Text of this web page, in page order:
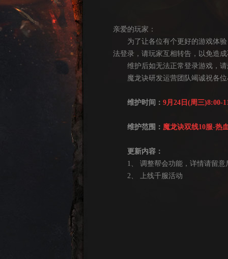
亲爱的玩家：
为了让各位有个更好的游戏体验
法登录，请玩家互相转告，以免造
维护后如无法正常登录游戏，请
魔龙诀研发运营团队竭诚祝各位
维护时间： 9月24日(周三)8:00-
维护范围： 魔龙诀双线10服-热
更新内容：
1、 调整帮会功能，详情请留意
2、 上线千服活动